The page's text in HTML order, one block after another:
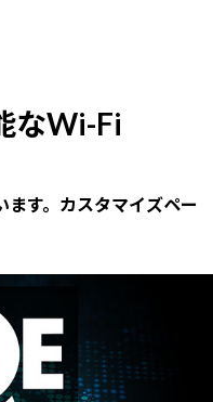
なWi-Fi
す。カスタマイズペー